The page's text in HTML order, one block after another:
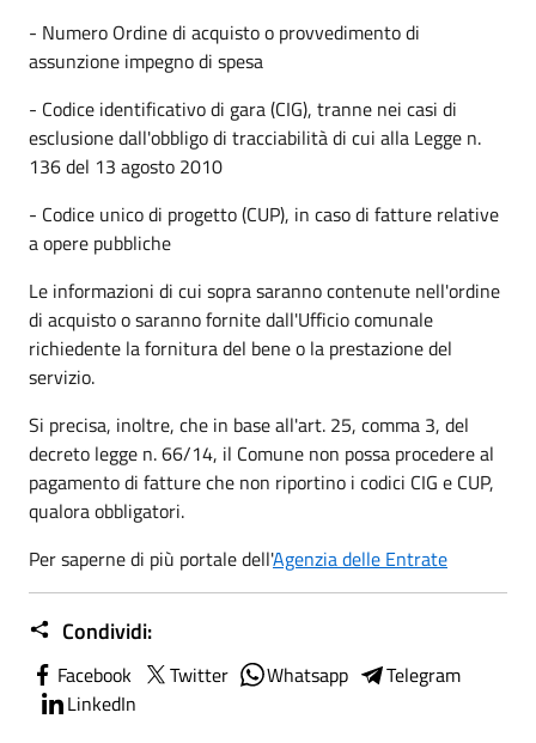
- Numero Ordine di acquisto o provvedimento di
assunzione impegno di spesa
- Codice identificativo di gara (CIG), tranne nei casi di
esclusione dall'obbligo di tracciabilità di cui alla Legge n.
136 del 13 agosto 2010
- Codice unico di progetto (CUP), in caso di fatture relative
a opere pubbliche
Le informazioni di cui sopra saranno contenute nell'ordine
di acquisto o saranno fornite dall'Ufficio comunale
richiedente la fornitura del bene o la prestazione del
servizio.
Si precisa, inoltre, che in base all'art. 25, comma 3, del
decreto legge n. 66/14, il Comune non possa procedere al
pagamento di fatture che non riportino i codici CIG e CUP,
qualora obbligatori.
Per saperne di più portale dell'Agenzia delle Entrate
Condividi:
Facebook Twitter Whatsapp
Telegram
LinkedIn